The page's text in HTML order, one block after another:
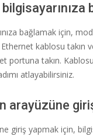
bağlamak için,
kablosu takın
portuna takın.
atlayabilirsiniz.
arayüzüne
giriş yapmak için,